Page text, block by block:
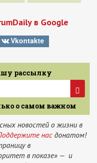
в Google
Vkontakte
рассылку
о самом важном
новостей о жизни в
насдонатом!
в
в показе» — и